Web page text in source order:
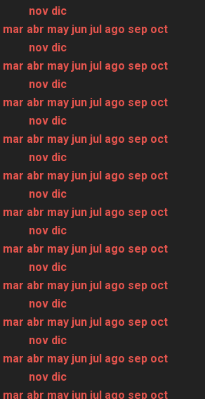
nov dic
mar abr may jun jul ago sep oct
nov dic
mar abr may jun jul ago sep oct
nov dic
mar abr may jun jul ago sep oct
nov dic
mar abr may jun jul ago sep oct
nov dic
mar abr may jun jul ago sep oct
nov dic
mar abr may jun jul ago sep oct
nov dic
mar abr may jun jul ago sep oct
nov dic
mar abr may jun jul ago sep oct
nov dic
mar abr may jun jul ago sep oct
nov dic
mar abr may jun jul ago sep oct
nov dic
mar abr may jun jul ago sep oct